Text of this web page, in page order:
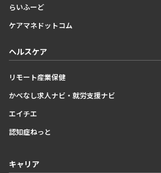
らいふーど
ケアマネドットコム
ヘルスケア
リモート産業保健
かべなし求人ナビ・就労支援ナビ
エイチエ
認知症ねっと
キャリア